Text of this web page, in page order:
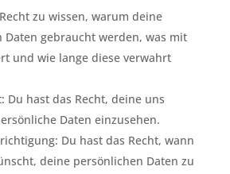
zu wissen, warum deine
Daten gebraucht werden, was mit
und wie lange diese verwahrt
Du hast das Recht, deine uns
Daten einzusehen.
Du hast das Recht, wann
deine persönlichen Daten zu